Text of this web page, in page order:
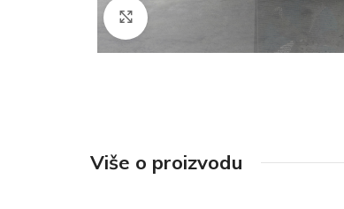
Više o proizvodu